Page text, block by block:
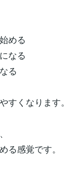
める
なる
る
すくなります。
る感覚です。